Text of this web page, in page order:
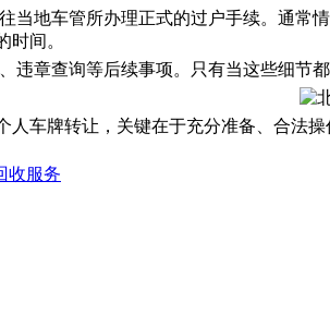
当地车管所办理正式的过户手续。通
间。
违章查询等后续事项。只有当这些细节
车牌转让，关键在于充分准备、合法
收服务